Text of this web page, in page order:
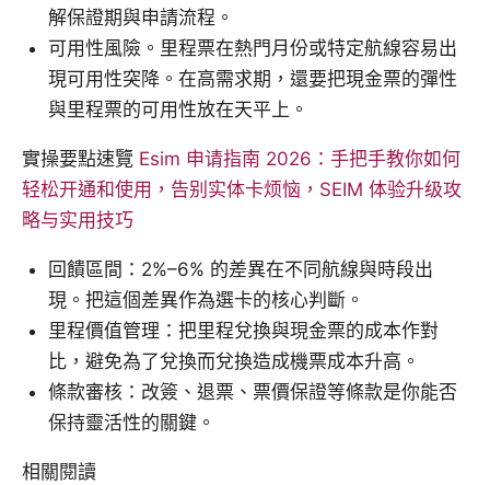
解保證期與申請流程。
可用性風險。里程票在熱門月份或特定航線容易出
現可用性突降。在高需求期，還要把現金票的彈性
與里程票的可用性放在天平上。
實操要點速覽 Esim 申请指南 2026：手把手教你如何
轻松开通和使用，告别实体卡烦恼，SEIM 体验升级攻
略与实用技巧
回饋區間：2%–6% 的差異在不同航線與時段出
現。把這個差異作為選卡的核心判斷。
里程價值管理：把里程兌換與現金票的成本作對
比，避免為了兌換而兌換造成機票成本升高。
條款審核：改簽、退票、票價保證等條款是你能否
保持靈活性的關鍵。
相關閱讀